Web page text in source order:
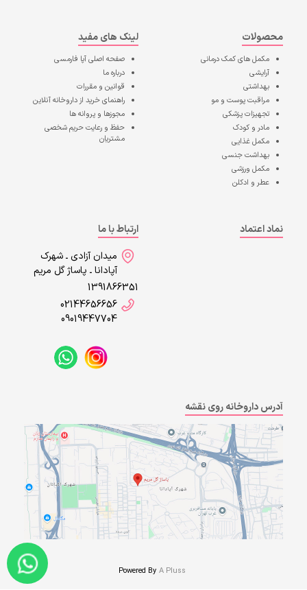
محصولات
مکمل های کمک درمانی
آرایشی
بهداشتی
مراقبت پوست و مو
تجهیزات پزشکی
مادر و کودک
مکمل غذایی
بهداشت جنسی
مکمل ورزشی
عطر و ادکلن
لینک های مفید
صفحه اصلیآپا فارمسی
درباره ما
قوانین و مقررات
راهنمای خرید از داروخانه آنلاین
مجوزها و پروانه ها
حفظ و رعایت حریم شخصی
مشتریان
نماد اعتماد
ارتباط با ما
میدان آزادی ـ شهرک
آپادانا ـ پاساژ گل مریم
1391866351
02144656656
09019447704
آدرس داروخانه روی نقشه
A Pluss
Powered By